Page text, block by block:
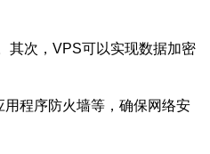
其次，VPS可以实现数据加密
程序防火墙等，确保网络安